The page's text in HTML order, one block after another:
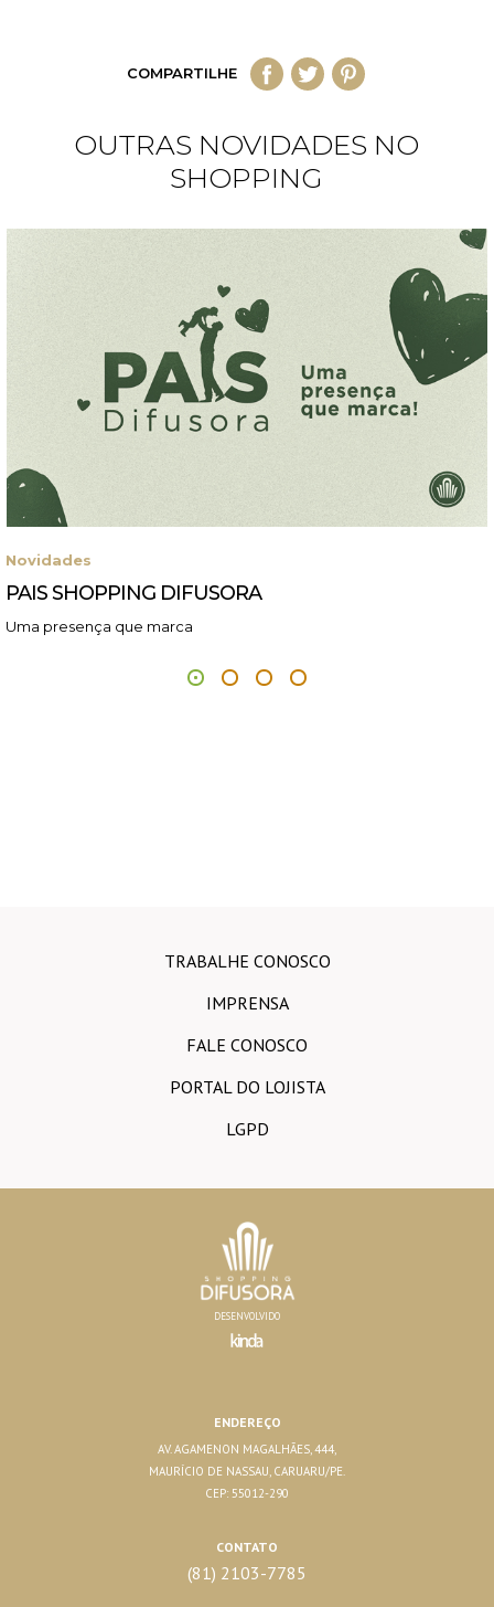
COMPARTILHE
OUTRAS NOVIDADES NO
SHOPPING
Novidades
PAIS SHOPPING DIFUSORA
Uma presença que marca
TRABALHE CONOSCO
IMPRENSA
FALE CONOSCO
PORTAL DO LOJISTA
LGPD
DESENVOLVIDO
ENDEREÇO
AV. AGAMENON MAGALHÃES, 444,
MAURÍCIO DE NASSAU, CARUARU/PE.
CEP: 55012-290
CONTATO
(81) 2103-7785